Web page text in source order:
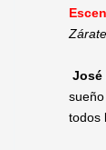
José
todos